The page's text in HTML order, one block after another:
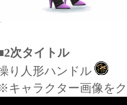
次タイトル
り人形ハンドル
キャラクター画像を